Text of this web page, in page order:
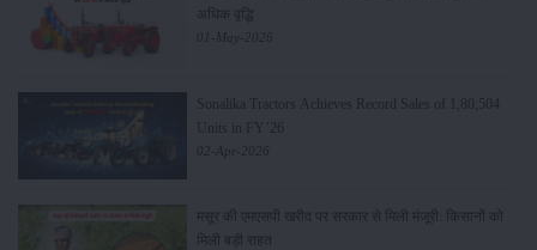
अधिक वृद्धि
01-May-2026
Sonalika Tractors Achieves Record Sales of 1,80,504
Units in FY’26
02-Apr-2026
मसूर की एमएसपी खरीद पर सरकार से मिली मंजूरी: किसानों को
मिली बड़ी राहत